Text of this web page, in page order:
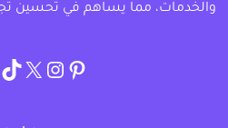
والخدمات، مما يساهم في تحسين
pinterest